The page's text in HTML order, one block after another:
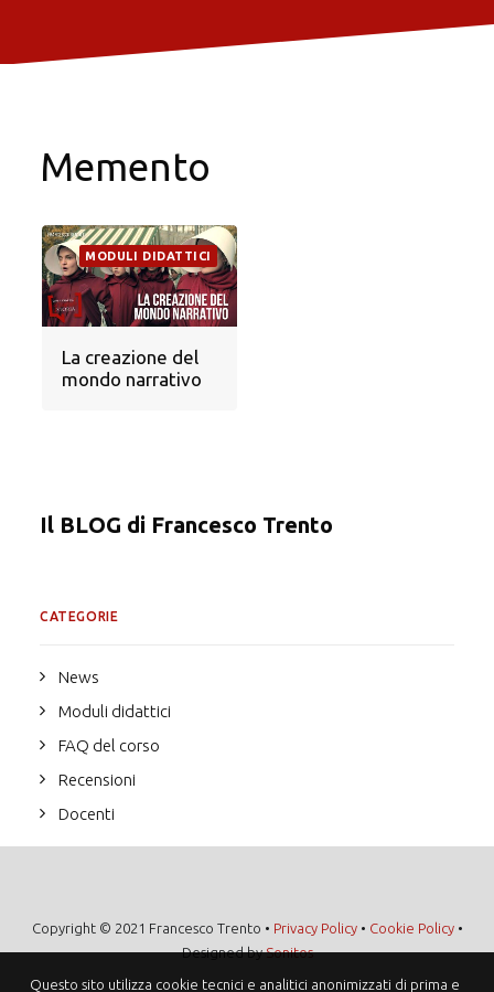
Memento
MODULI DIDATTICI
La creazione del
mondo narrativo
Il BLOG di Francesco Trento
CATEGORIE
News
Moduli didattici
FAQ del corso
Recensioni
Docenti
Copyright © 2021 Francesco Trento • Privacy Policy• Cookie Policy•
Designed bySonitos
Questo sito utilizza cookie tecnici e analitici anonimizzati di prima e